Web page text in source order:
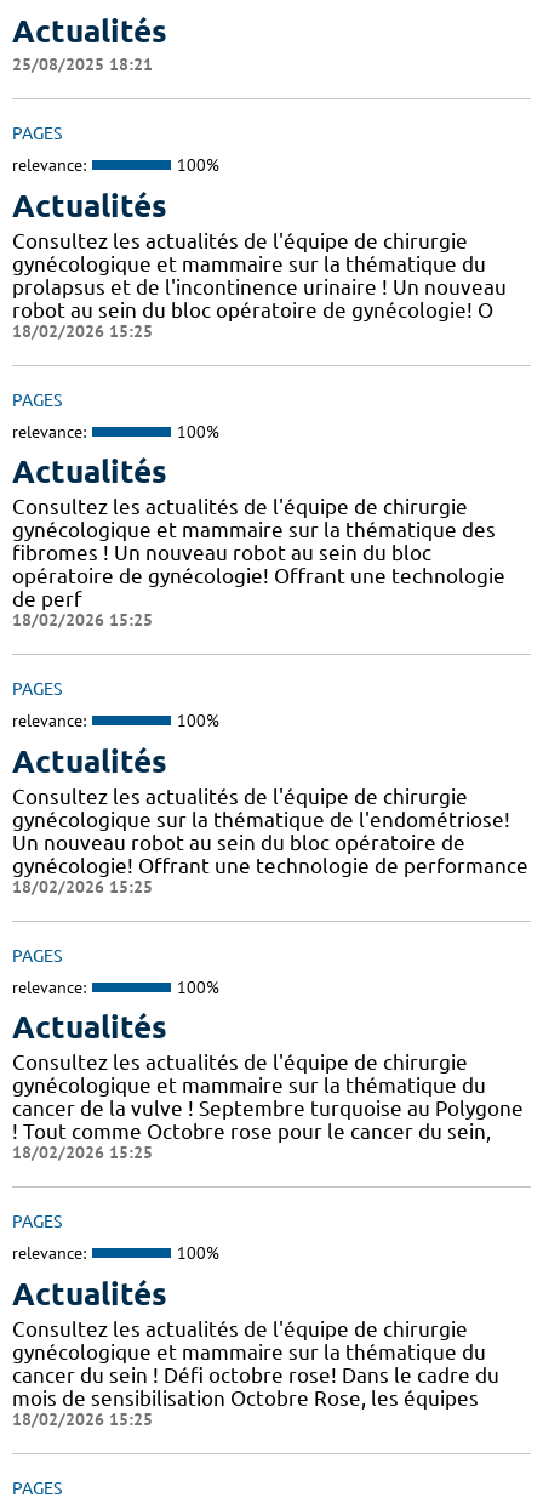
Actualités
25/08/2025 18:21
PAGES
relevance: 100%
Actualités
Consultez les actualités de l'équipe de chirurgie
gynécologique et mammaire sur la thématique du
prolapsus et de l'incontinence urinaire ! Un nouveau
robot au sein du bloc opératoire de gynécologie! O
18/02/2026 15:25
PAGES
relevance: 100%
Actualités
Consultez les actualités de l'équipe de chirurgie
gynécologique et mammaire sur la thématique des
fibromes ! Un nouveau robot au sein du bloc
opératoire de gynécologie! Offrant une technologie
de perf
18/02/2026 15:25
PAGES
relevance: 100%
Actualités
Consultez les actualités de l'équipe de chirurgie
gynécologique sur la thématique de l'endométriose!
Un nouveau robot au sein du bloc opératoire de
gynécologie! Offrant une technologie de performance
18/02/2026 15:25
PAGES
relevance: 100%
Actualités
Consultez les actualités de l'équipe de chirurgie
gynécologique et mammaire sur la thématique du
cancer de la vulve ! Septembre turquoise au Polygone
! Tout comme Octobre rose pour le cancer du sein,
18/02/2026 15:25
PAGES
relevance: 100%
Actualités
Consultez les actualités de l'équipe de chirurgie
gynécologique et mammaire sur la thématique du
cancer du sein ! Défi octobre rose! Dans le cadre du
mois de sensibilisation Octobre Rose, les équipes
18/02/2026 15:25
PAGES